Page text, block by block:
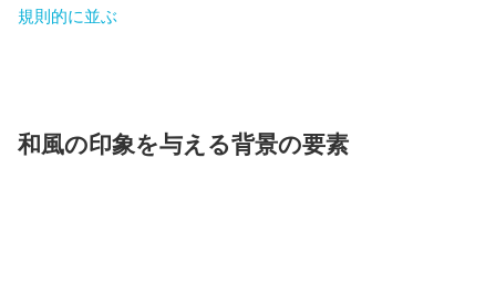
規則的に並ぶ
和風の印象を与える背景の要素